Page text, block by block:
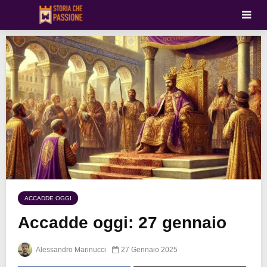
ACCADDE OGGI
Accadde oggi: 27 gennaio
Alessandro Marinucci 27 Gennaio 2025